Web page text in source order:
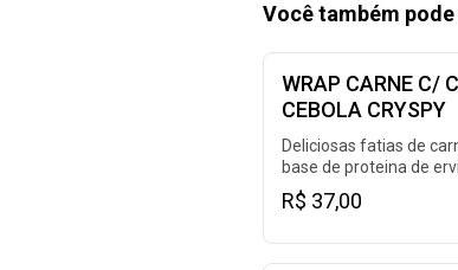
Você também
WRAP CARNE C/
CEBOLA CRYSPY
Deliciosas fatias de
base de proteina de
cheddar vegano,
hut, cebola crispy e
R$ 37,00